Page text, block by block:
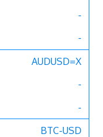
-
-
AUDUSD=X
-
-
BTC-USD